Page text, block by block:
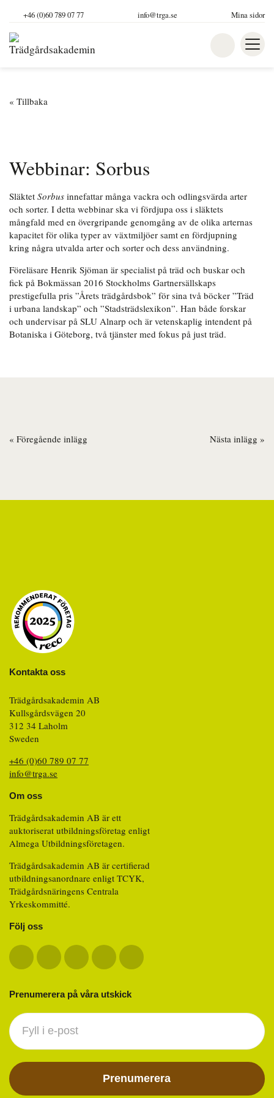
+46 (0)60 789 07 77 info@trga.se Mina sidor
Webbinar: Sorbus
Släktet Sorbus innefattar många vackra och odlingsvärda arter
och sorter. I detta webbinar ska vi fördjupa oss i släktets
mångfald med en övergripande genomgång av de olika arternas
kapacitet för olika typer av växtmiljöer samt en fördjupning
kring några utvalda arter och sorter och dess användning. ​
Föreläsare Henrik Sjöman är specialist på träd och buskar och
fick på Bokmässan 2016 Stockholms Gartnersällskaps
prestigefulla pris ”Årets trädgårdsbok” för sina två böcker ”Träd
i urbana landskap” och ”Stadsträdslexikon”. Han både forskar
och undervisar på SLU Alnarp och är vetenskaplig intendent på
Botaniska i Göteborg, två tjänster med fokus på just träd.
« Föregående inlägg Nästa inlägg »
Om oss
Trädgårdsakademin AB är ett
auktoriserat utbildningsföretag enligt
Almega Utbildningsföretagen.
Trädgårdsakademin AB är certifierad
utbildningsanordnare enligt TCYK,
Trädgårdsnäringens Centrala
Yrkeskommitté.
Kontakta oss
Trädgårdsakademin AB
Kullsgårdsvägen 20
312 34 Laholm
Sweden
+46 (0)60 789 07 77
info@trga.se
Följ oss
Prenumerera på våra utskick
Nyhetsbrev
footer
Prenumerera